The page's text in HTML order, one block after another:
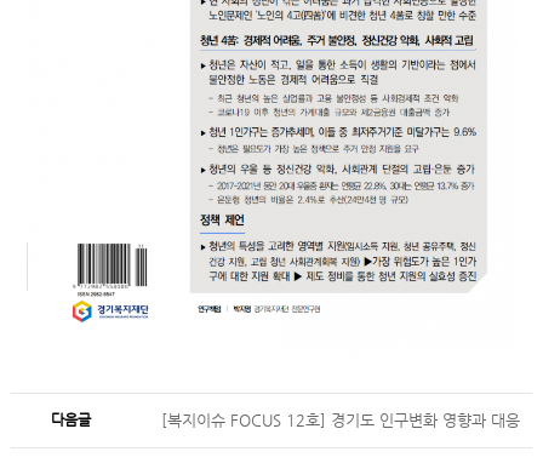
다음글 [복지이슈 FOCUS 12호] 경기도 인구변화 영향과 대응